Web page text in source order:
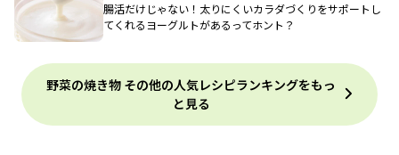
腸活だけじゃない！太りにくいカラダづくりをサポートし
てくれるヨーグルトがあるってホント？
野菜の焼き物 その他の人気レシピランキングをもっ
と見る